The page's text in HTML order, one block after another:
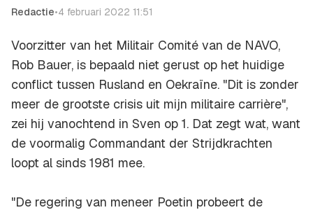
Redactie•4 februari 2022 11:51
Voorzitter van het Militair Comité van de NAVO,
Rob Bauer, is bepaald niet gerust op het huidige
conflict tussen Rusland en Oekraïne. "Dit is zonder
meer de grootste crisis uit mijn militaire carrière",
zei hij vanochtend in Sven op 1. Dat zegt wat, want
de voormalig Commandant der Strijdkrachten
loopt al sinds 1981 mee.
"De regering van meneer Poetin probeert de